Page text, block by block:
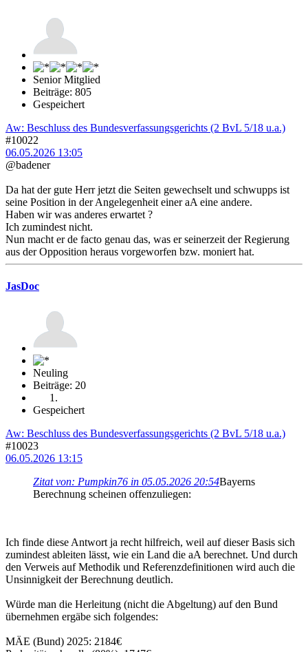
Senior Mitglied
Beiträge: 805
Gespeichert
Aw: Beschluss des Bundesverfassungsgerichts (2 BvL 5/18 u.a.)
#10022
06.05.2026 13:05
@badener
Da hat der gute Herr jetzt die Seiten gewechselt und schwupps ist
seine Position in der Angelegenheit einer aA eine andere.
Haben wir was anderes erwartet ?
Ich zumindest nicht.
Nun macht er de facto genau das, was er seinerzeit der Regierung
aus der Opposition heraus vorgeworfen bzw. moniert hat.
JasDoc
Neuling
Beiträge: 20
Gespeichert
Aw: Beschluss des Bundesverfassungsgerichts (2 BvL 5/18 u.a.)
#10023
06.05.2026 13:15
Zitat von: Pumpkin76 in 05.05.2026 20:54Bayerns
Berechnung scheinen offenzuliegen:
Ich finde diese Antwort ja recht hilfreich, weil auf dieser Basis sich
zumindest ableiten lässt, wie ein Land die aA berechnet. Und durch
den Verweis auf Methodik und Referenzdefinitionen wird auch die
Unsinnigkeit der Berechnung deutlich.
Würde man die Herleitung (nicht die Abgeltung) auf den Bund
übernehmen ergäbe sich folgendes:
MÄE (Bund) 2025: 2184€